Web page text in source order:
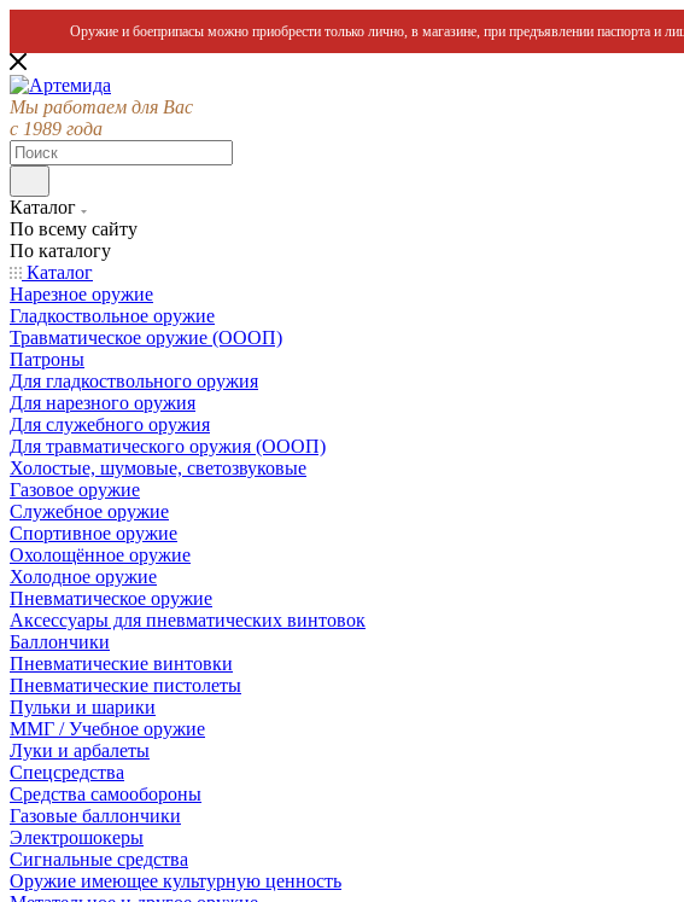
Оружие и боеприпасы можно приобрести только лично, в магазине, при предъявлении паспорта и
Мы работаем для Вас
с 1989 года
Каталог
По всему сайту
По каталогу
Каталог
Нарезное оружие
Гладкоствольное оружие
Травматическое оружие (ОООП)
Патроны
Для гладкоствольного оружия
Для нарезного оружия
Для служебного оружия
Для травматического оружия (ОООП)
Холостые, шумовые, светозвуковые
Газовое оружие
Служебное оружие
Спортивное оружие
Охолощённое оружие
Холодное оружие
Пневматическое оружие
Аксессуары для пневматических винтовок
Баллончики
Пневматические винтовки
Пневматические пистолеты
Пульки и шарики
ММГ / Учебное оружие
Луки и арбалеты
Спецсредства
Средства самообороны
Газовые баллончики
Электрошокеры
Сигнальные средства
Оружие имеющее культурную ценность